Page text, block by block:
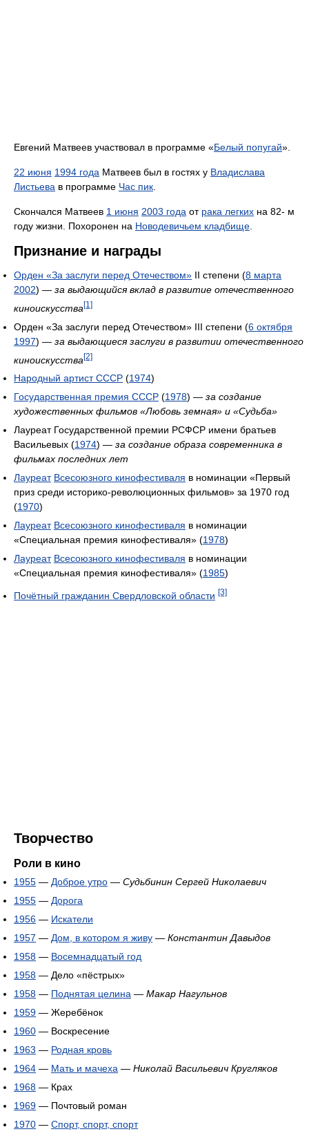
Евгений Матвеев участвовал в программе «Белый попугай».
22 июня 1994 года Матвеев был в гостях у Владислава
Листьева в программе Час пик
Скончался Матвеев 1 июня 2003 года от рака легких на 82- м
году жизни. Похоронен на Новодевичьем кладбище
Признание и награды
Орден «За заслуги перед Отечеством» II степени (8 марта
2002) — за выдающийся вклад в развитие отечественного
киноискусства[1]
Орден «За заслуги перед Отечеством» III степени (6 октября
1997) — за выдающиеся заслуги в развитии отечественного
киноискусства[2]
Народный артист СССР (1974)
Государственная премия СССР (1978) — за создание
художественных фильмов «Любовь земная» и «Судьба»
Лауреат Государственной премии РСФСР имени братьев
Васильевых (1974) — за создание образа современника в
фильмах последних лет
Лауреат Всесоюзного кинофестиваля в номинации «Первый
приз среди историко-революционных фильмов» за 1970 год
(1970)
Лауреат Всесоюзного кинофестиваля в номинации
«Специальная премия кинофестиваля» (1978)
Лауреат Всесоюзного кинофестиваля в номинации
«Специальная премия кинофестиваля» (1985)
Почётный гражданин Свердловской области [3]
Творчество
Роли в кино
1955 — Доброе утро — Судьбинин Сергей Николаевич
1955 — Дорога
1956 — Искатели
1957 — Дом, в котором я живу — Константин Давыдов
1958 — Восемнадцатый год
1958 — Дело «пёстрых»
1958 — Поднятая целина — Макар Нагульнов
1959 — Жеребёнок
1960 — Воскресение
1963 — Родная кровь
1964 — Мать и мачеха — Николай Васильевич Кругляков
1968 — Крах
1969 — Почтовый роман
1970 — Спорт, спорт, спорт